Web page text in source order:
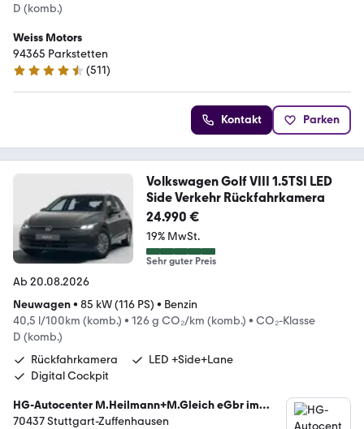
D (komb.)
Weiss Motors
94365 Parkstetten
4.5 Sterne
(511)
Kontakt Parken
Volkswagen Golf VIII 1.5TSI LED
Side Verkehr Rückfahrkamera
24.990 €
19% MwSt.
Sehr guter Preis
Ab 20.08.2026
Neuwagen• 85 kW (116 PS) • Benzin
40,5 l/100km (komb.) • 126 g CO₂/km (komb.) • CO₂-Klasse
D (komb.)
Rückfahrkamera
LED +Side+Lane
Digital Cockpit
HG-Autocenter M.Heilmann+M.Gleich eGbr im
Autohaus Marquardt
70437 Stuttgart-Zuffenhausen